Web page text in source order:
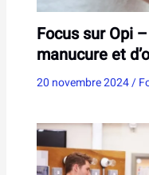
Focus sur Opi
manucure et
20 novembre 2024/